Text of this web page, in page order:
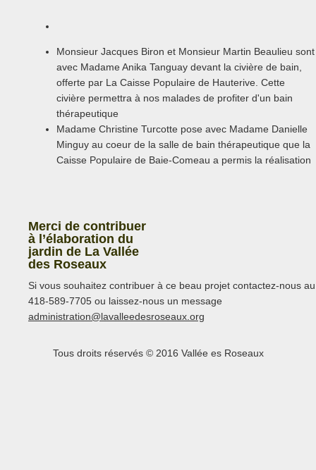
Monsieur Jacques Biron et Monsieur Martin Beaulieu sont
avec Madame Anika Tanguay devant la civière de bain,
offerte par La Caisse Populaire de Hauterive. Cette
civière permettra à nos malades de profiter d'un bain
thérapeutique
Madame Christine Turcotte pose avec Madame Danielle
Minguy au coeur de la salle de bain thérapeutique que la
Caisse Populaire de Baie-Comeau a permis la réalisation
Merci de contribuer
à l’élaboration du
jardin de La Vallée
des Roseaux
Si vous souhaitez contribuer à ce beau projet contactez-nous au
418-589-7705 ou laissez-nous un message
administration@lavalleedesroseaux.org
Tous droits réservés © 2016 Vallée es Roseaux